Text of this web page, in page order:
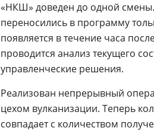
«НКШ» доведен до одной
переносились в программу
появляется в течение часа
проводится анализ текущего
управленческие решения.
Реализован непрерывный
цехом вулканизации. Теперь
совпадает с количеством